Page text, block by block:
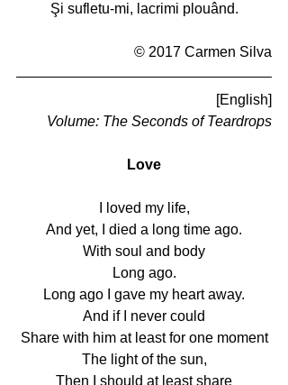
Şi sufletu-mi, lacrimi plouând.
© 2017 Carmen Silva
[English]
Volume: The Seconds of Teardrops
Love
I loved my life,
And yet, I died a long time ago.
With soul and body
Long ago.
Long ago I gave my heart away.
And if I never could
Share with him at least for one moment
The light of the sun,
Then I should at least share